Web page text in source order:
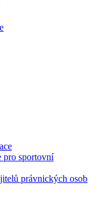
pro sportovní
právnických osob